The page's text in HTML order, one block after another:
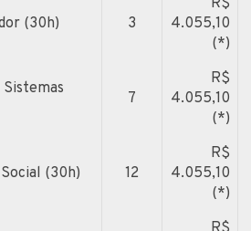
(30h) 3
4.055,10
(*)
7
R$
4.055,10
(*)
(30h) 12
R$
4.055,10
(*)